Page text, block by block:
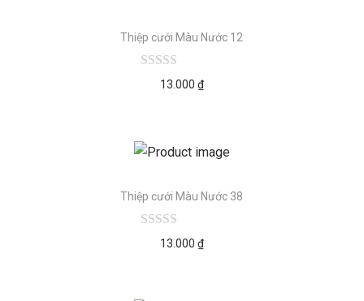
Thiệp cưới Màu Nước 12
13.000 ₫
Thiệp cưới Màu Nước 38
13.000 ₫